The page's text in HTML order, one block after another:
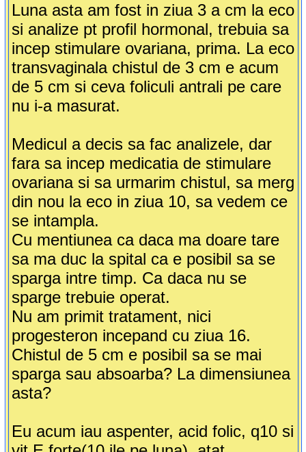
Luna asta am fost in ziua 3 a cm la eco
si analize pt profil hormonal, trebuia sa
incep stimulare ovariana, prima. La eco
transvaginala chistul de 3 cm e acum
de 5 cm si ceva foliculi antrali pe care
nu i-a masurat.
Medicul a decis sa fac analizele, dar
fara sa incep medicatia de stimulare
ovariana si sa urmarim chistul, sa merg
din nou la eco in ziua 10, sa vedem ce
se intampla.
Cu mentiunea ca daca ma doare tare
sa ma duc la spital ca e posibil sa se
sparga intre timp. Ca daca nu se
sparge trebuie operat.
Nu am primit tratament, nici
progesteron incepand cu ziua 16.
Chistul de 5 cm e posibil sa se mai
sparga sau absoarba? La dimensiunea
asta?
Eu acum iau aspenter, acid folic, q10 si